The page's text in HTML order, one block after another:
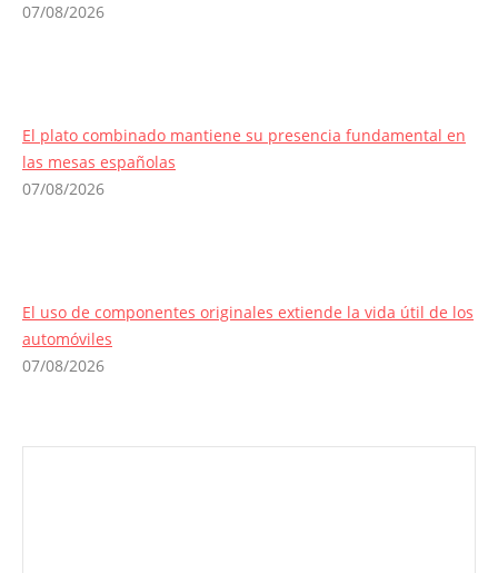
07/08/2026
El plato combinado mantiene su presencia fundamental en
las mesas españolas
07/08/2026
El uso de componentes originales extiende la vida útil de los
automóviles
07/08/2026